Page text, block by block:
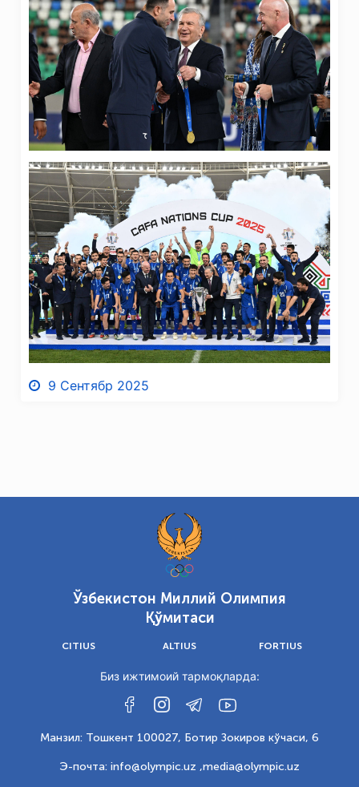
9 Сентябр 2025
Ўзбекистон Миллий Олимпия
Қўмитаси
CITIUS ALTIUS FORTIUS
Биз ижтимоий тармоқларда:
Манзил: Тошкент 100027, Ботир Зокиров кўчаси, 6
Э-почта: info@olympic.uz ,media@olympic.uz